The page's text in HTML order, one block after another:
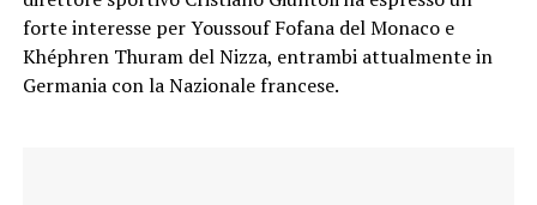
forte interesse per Youssouf Fofana del Monaco e
Khéphren Thuram del Nizza, entrambi attualmente in
Germania con la Nazionale francese.